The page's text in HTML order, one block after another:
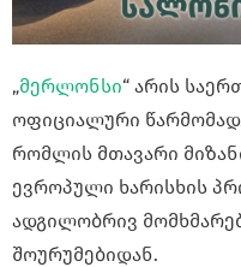
„მერლონსი“ არის
ოფიციალური
რომლის მთავარი
ევროპული ხარისხის
ადგილობრივ
შოურუმებიდან.